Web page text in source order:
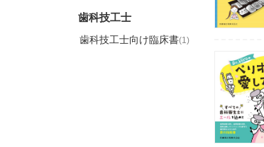
歯科技工士
歯科技工士向け臨床書(1)